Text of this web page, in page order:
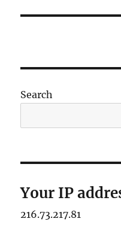
Search
Your IP
216.73.217.81